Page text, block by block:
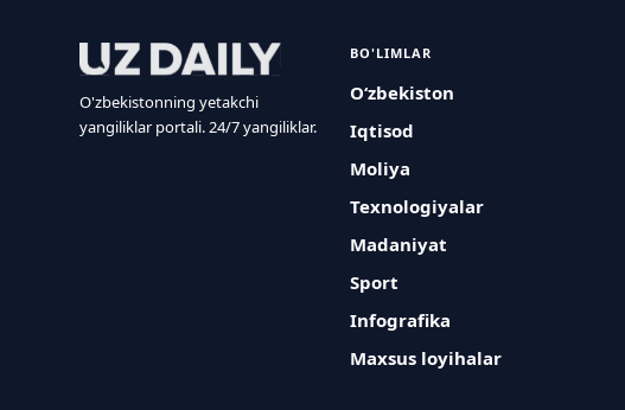
O'zbekistonning yetakchi
yangiliklar portali. 24/7 yangiliklar.
BO'LIMLAR
O‘zbekiston
Iqtisod
Moliya
Texnologiyalar
Madaniyat
Sport
Infografika
Maxsus loyihalar